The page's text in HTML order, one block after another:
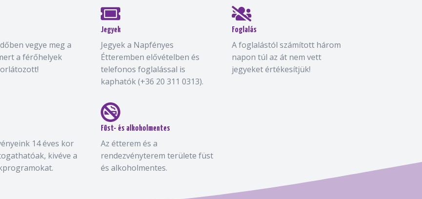
vegye meg a
a férőhelyek
Jegyek
Jegyek a Napfényes
Étteremben elővételben és
telefonos foglalással is
kaphatók (+36 20 311 0313).
Foglalás
A foglalástól számított három
napon túl az át nem vett
jegyeket értékesítjük!
14 éves kor
kivéve a
Füst- és alkoholmentes
Az étterem és a
rendezvényterem területe füst
és alkoholmentes.